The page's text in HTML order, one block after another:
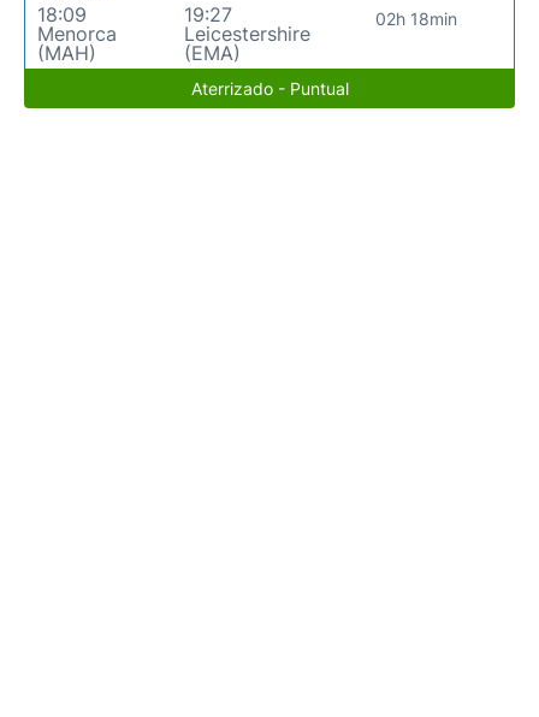
18:09
Menorca
(MAH)
19:27
Leicestershire
(EMA)
02h 18min
Aterrizado - Puntual